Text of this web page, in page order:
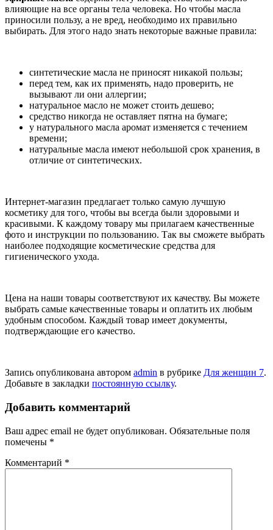
влияющие на все органы тела человека. Но чтобы масла
приносили пользу, а не вред, необходимо их правильно
выбирать. Для этого надо знать некоторые важные правила:
синтетические масла не приносят никакой пользы;
перед тем, как их применять, надо проверить, не
вызывают ли они аллергии;
натуральное масло не может стоить дешево;
средство никогда не оставляет пятна на бумаге;
у натурального масла аромат изменяется с течением
времени;
натуральные масла имеют небольшой срок хранения, в
отличие от синтетических.
Интернет-магазин предлагает только самую лучшую
косметику для того, чтобы вы всегда были здоровыми и
красивыми. К каждому товару мы прилагаем качественные
фото и инструкции по пользованию. Так вы сможете выбрать
наиболее подходящие косметические средства для
гигиенического ухода.
Цена на наши товары соответствуют их качеству. Вы можете
выбрать самые качественные товары и оплатить их любым
удобным способом. Каждый товар имеет документы,
подтверждающие его качество.
Запись опубликована автором admin в рубрике Для женщин 7.
Добавьте в закладки постоянную ссылку.
Добавить комментарий
Ваш адрес email не будет опубликован. Обязательные поля
помечены *
Комментарий *